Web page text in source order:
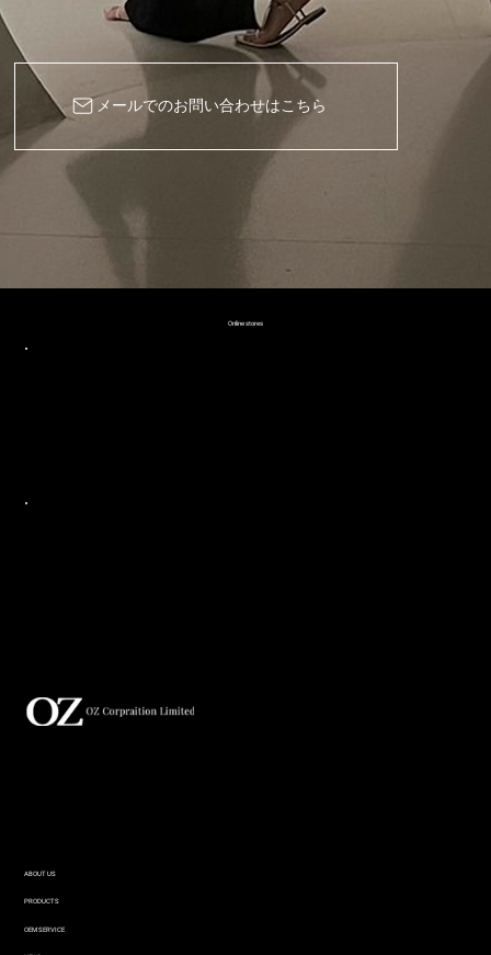
メールでのお問い合わせはこちら
Online stores
ABOUT US
PRODUCTS
OEM SERVICE